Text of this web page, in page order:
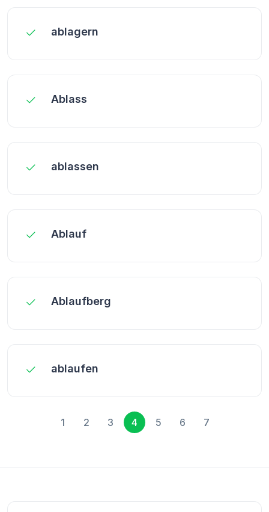
ablagern
Ablass
ablassen
Ablauf
Ablaufberg
ablaufen
1 2 3 4 5 6 7